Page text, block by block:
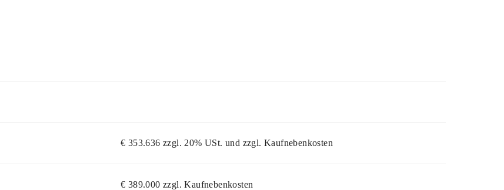
€ 353.636 zzgl. 20% USt. und zzgl. Kaufnebenkosten
€ 389.000 zzgl. Kaufnebenkosten